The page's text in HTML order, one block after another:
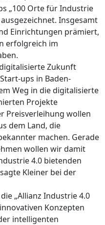
„100 Orte für Industrie
Insgesamt
Einrichtungen prämiert,
erfolgreich im
Zukunft
ups in Baden-
Weg in die digitalisierte
Projekte
Preisverleihung wollen
dem Land, die
machen. Gerade
wollen wir damit
4.0 bietenden
Kleiner bei der
„Allianz Industrie 4.0
Konzepten
intelligenten